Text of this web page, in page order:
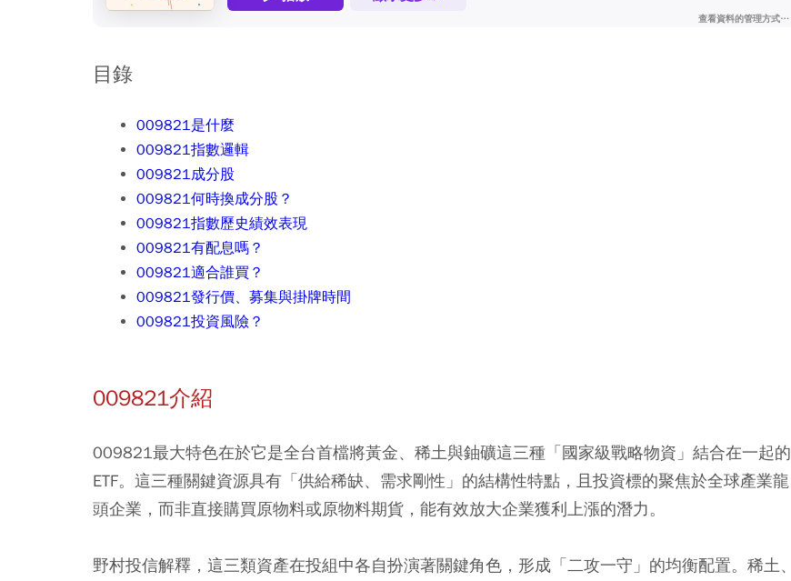
目錄
009821是什麼
009821指數邏輯
009821成分股
009821何時換成分股？
009821指數歷史績效表現
009821有配息嗎？
009821適合誰買？
009821發行價、募集與掛牌時間
009821投資風險？
009821介紹
009821最大特色在於它是全台首檔將黃金、稀土與鈾礦這三種「國家級戰略物資」結合在一起的
ETF。這三種關鍵資源具有「供給稀缺、需求剛性」的結構性特點，且投資標的聚焦於全球產業龍
頭企業，而非直接購買原物料或原物料期貨，能有效放大企業獲利上漲的潛力。
野村投信解釋，這三類資產在投組中各自扮演著關鍵角色，形成「二攻一守」的均衡配置。稀土、